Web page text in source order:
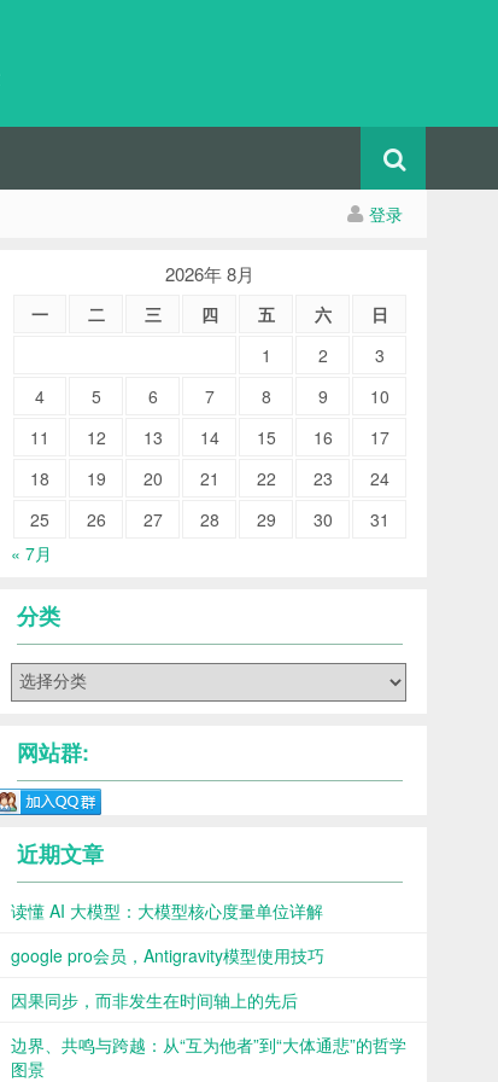
登录
2026年 8月
一 二 三 四 五 六
日
1
2
3
4
5 6 7 8 9
10
11
12 13 14 15 16
17
18
19 20 21 22 23
24
25
26 27 28 29 30
31
« 7月
分类
网站群:
近期文章
读懂 AI 大模型：大模型核心度量单位详解
google pro会员，Antigravity模型使用技巧
因果同步，而非发生在时间轴上的先后
边界、共鸣与跨越：从“互为他者”到“大体通悲”的哲学
图景